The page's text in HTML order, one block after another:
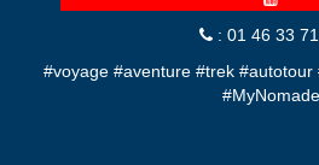
: 01 46 33 71
#voyage #aventure #trek #autotour
#MyNomade